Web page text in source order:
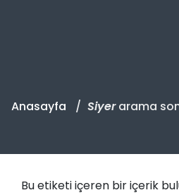
Anasayfa Siyerarama
Bu etiketi içeren bir içerik